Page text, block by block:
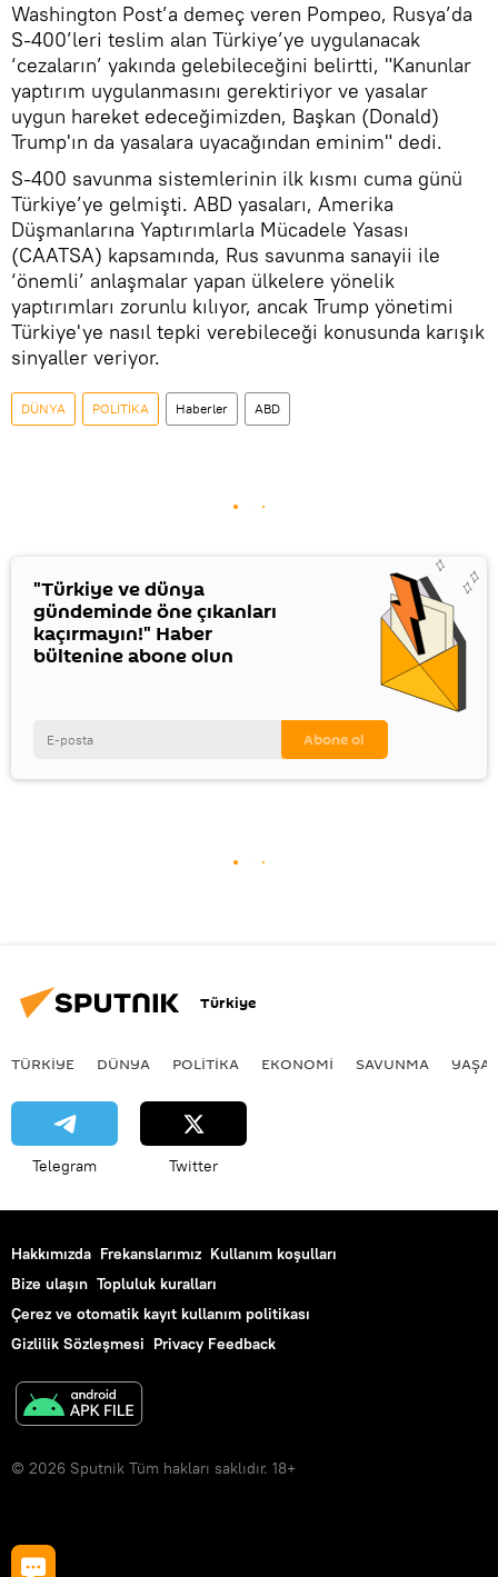
Washington Post’a demeç veren Pompeo, Rusya’da
S-400’leri teslim alan Türkiye’ye uygulanacak
‘cezaların’ yakında gelebileceğini belirtti, "Kanunlar
yaptırım uygulanmasını gerektiriyor ve yasalar
uygun hareket edeceğimizden, Başkan (Donald)
Trump'ın da yasalara uyacağından eminim" dedi.
S-400 savunma sistemlerinin ilk kısmı cuma günü
Türkiye’ye gelmişti. ABD yasaları, Amerika
Düşmanlarına Yaptırımlarla Mücadele Yasası
(CAATSA) kapsamında, Rus savunma sanayii ile
‘önemli’ anlaşmalar yapan ülkelere yönelik
yaptırımları zorunlu kılıyor, ancak Trump yönetimi
Türkiye'ye nasıl tepki verebileceği konusunda karışık
sinyaller veriyor.
DÜNYA POLİTİKA Haberler ABD
"Türkiye ve dünya
gündeminde öne çıkanları
kaçırmayın!" Haber
bültenine abone olun
Türkiye
TÜRKIYE DÜNYA POLİTİKA EKONOMİ SAVUNMA
Telegram Twitter
Hakkımızda Frekanslarımız Kullanım koşulları
Bize ulaşın Topluluk kuralları
Çerez ve otomatik kayıt kullanım politikası
Gizlilik Sözleşmesi Privacy Feedback
© 2026 Sputnik Tüm hakları saklıdır. 18+